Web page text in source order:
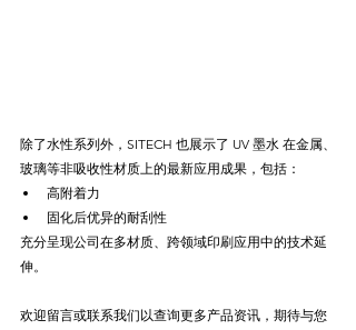
除了水性系列外，SITECH 也展示了 UV 墨水 在金属、
玻璃等非吸收性材质上的最新应用成果，包括：
高附着力
固化后优异的耐刮性
充分呈现公司在多材质、跨领域印刷应用中的技术延
伸。
欢迎留言或联系我们以查询更多产品资讯，期待与您